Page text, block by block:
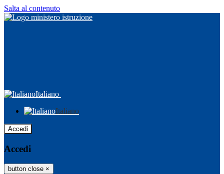
Salta al contenuto
Italiano
Italiano
Accedi
Accedi
button close ×